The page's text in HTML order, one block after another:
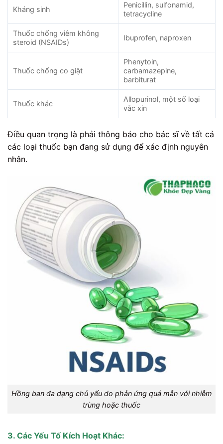
Kháng sinh
Penicillin, sulfonamid,
tetracycline
Thuốc chống viêm không
steroid (NSAIDs)
Ibuprofen, naproxen
Thuốc chống co giật
Phenytoin,
carbamazepine,
barbiturat
Thuốc khác
Allopurinol, một số loại
vắc xin
Điều quan trọng là phải thông báo cho bác sĩ về tất cả
các loại thuốc bạn đang sử dụng để xác định nguyên
nhân.
Hồng ban đa dạng chủ yếu do phản ứng quá mẫn với nhiễm
trùng hoặc thuốc
3. Các Yếu Tố Kích Hoạt Khác: